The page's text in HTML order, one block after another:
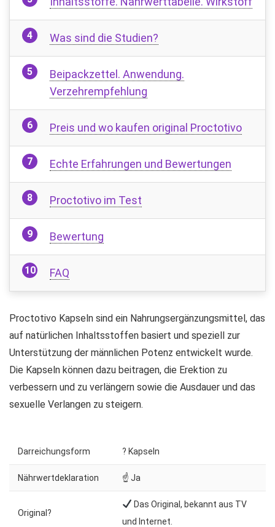
Was sind die Studien?
Beipackzettel. Anwendung.
Verzehrempfehlung
Preis und wo kaufen original Proctotivo
Echte Erfahrungen und Bewertungen
Proctotivo im Test
Bewertung
FAQ
Proctotivo Kapseln sind ein Nahrungsergänzungsmittel, das
auf natürlichen Inhaltsstoffen basiert und speziell zur
Unterstützung der männlichen Potenz entwickelt wurde.
Die Kapseln können dazu beitragen, die Erektion zu
verbessern und zu verlängern sowie die Ausdauer und das
sexuelle Verlangen zu steigern.
Darreichungsform ? Kapseln
Nährwertdeklaration ☝ Ja
Original?
Das Original, bekannt aus TV
und Internet.